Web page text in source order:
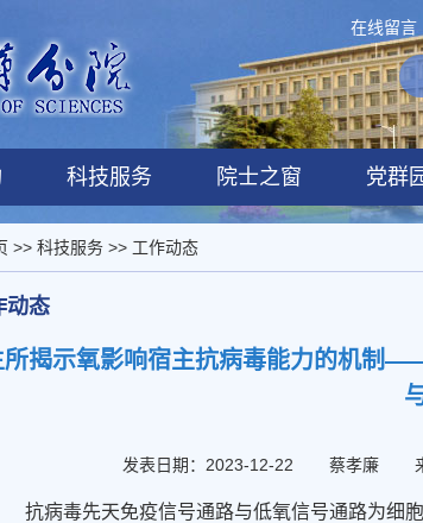
在线留言
科技服务 院士之窗 党群
>> 科技服务>> 工作动态
动态
所揭示氧影响宿主抗病毒能力的机制
发表日期：2023-12-22 蔡孝廉
抗病毒先天免疫信号通路与低氧信号通路为细